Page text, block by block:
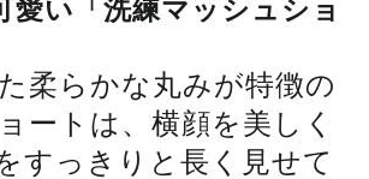
愛い「洗練マッシュショ
柔らかな丸みが特徴の
ートは、横顔を美しく
すっきりと長く見せて